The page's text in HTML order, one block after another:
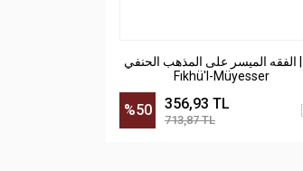
الفقه الميسر على المذهب الحنفي | El-
Fıkhü'l-Müyesser
%50 356,93 TL
713,87 TL